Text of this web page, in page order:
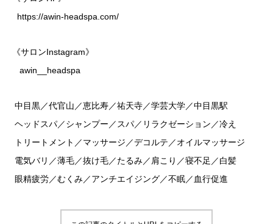
https://awin-headspa.com/
《サロンInstagram》
awin__headspa
中目黒／代官山／恵比寿／祐天寺／学芸大学／中目黒駅
ヘッドスパ／シャンプー／スパ／リラクゼーション／冷え
トリートメント／マッサージ／デコルテ／オイルマッサージ
電気バリ／薄毛／抜け毛／たるみ／肩こり／寝不足／白髪
眼精疲労／むくみ／アンチエイジング／不眠／血行促進